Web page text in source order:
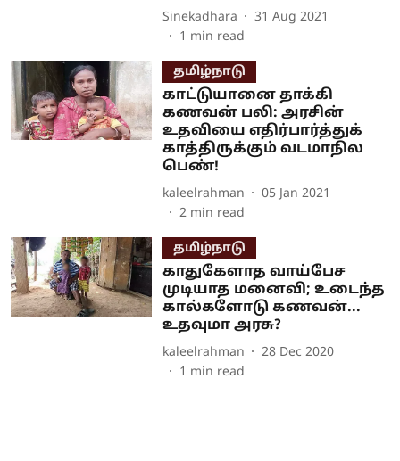
Sinekadhara
31 Aug 2021
1 min read
தமிழ்நாடு
காட்டுயானை தாக்கி
கணவன் பலி: அரசின்
உதவியை எதிர்பார்த்துக்
காத்திருக்கும் வடமாநில
பெண்!
kaleelrahman
05 Jan 2021
2 min read
தமிழ்நாடு
காதுகேளாத வாய்பேச
முடியாத மனைவி; உடைந்த
கால்களோடு கணவன்...
உதவுமா அரசு?
kaleelrahman
28 Dec 2020
1 min read